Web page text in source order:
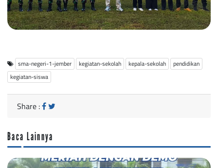
sma-negeri-1-jember kegiatan-sekolah kepala-sekolah
pendidikan
kegiatan-siswa
Share :
Baca Lainnya